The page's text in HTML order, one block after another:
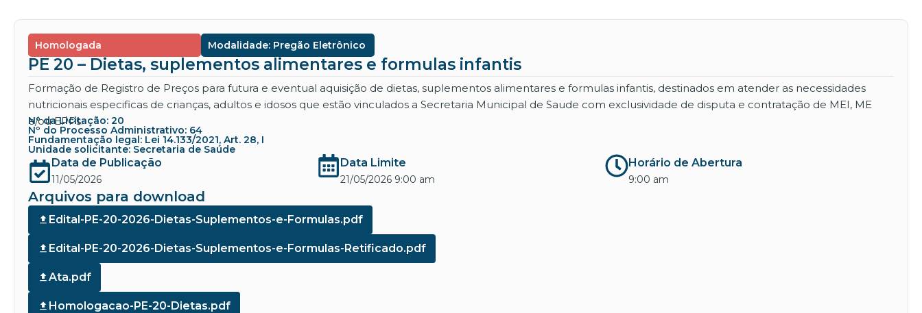
Homologada Modalidade: Pregão Eletrônico
PE 20 – Dietas, suplementos alimentares e formulas infantis
Formação de Registro de Preços para futura e eventual aquisição de dietas, suplementos alimentares e formulas infantis, destinados em atender as necessidades
nutricionais especificas de crianças, adultos e idosos que estão vinculados a Secretaria Municipal de Saude com exclusividade de disputa e contratação de MEI, ME
e/ou EPPs.
Nº da Licitação: 20
Nº do Processo Administrativo: 64
Fundamentação legal: Lei 14.133/2021, Art. 28, I
Unidade solicitante: Secretaria de Saúde
Data de Publicação
11/05/2026
Data Limite
21/05/2026 9:00 am
Horário de Abertura
9:00 am
Arquivos para download
Edital-PE-20-2026-Dietas-Suplementos-e-Formulas.pdf
Edital-PE-20-2026-Dietas-Suplementos-e-Formulas-Retificado.pdf
Ata.pdf
Homologacao-PE-20-Dietas.pdf